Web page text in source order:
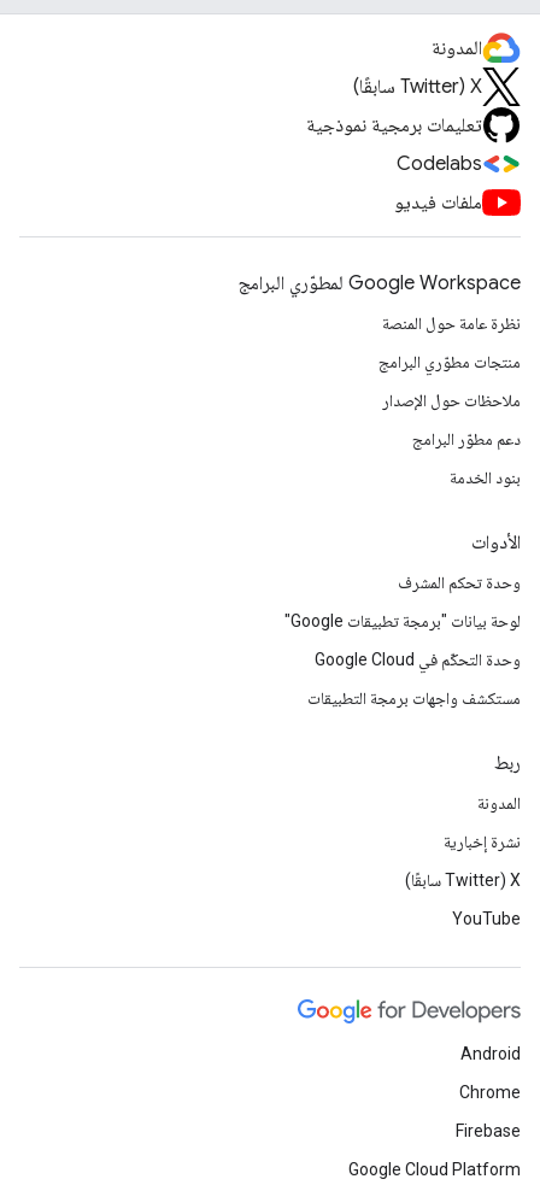
المدونة
‫X ‏(Twitter سابقًا)
تعليمات برمجية نموذجية
Codelabs
ملفات فيديو
Google Workspace لمطوّري البرامج
نظرة عامة حول المنصة
منتجات مطوّري البرامج
ملاحظات حول الإصدار
دعم مطوّر البرامج
بنود الخدمة
الأدوات
وحدة تحكم المشرف
لوحة بيانات "برمجة تطبيقات Google"
وحدة التحكّم في Google Cloud
مستكشف واجهات برمجة التطبيقات
ربط
المدونة
نشرة إخبارية
‫X ‏(Twitter سابقًا)
YouTube
Android
Chrome
Firebase
Google Cloud Platform